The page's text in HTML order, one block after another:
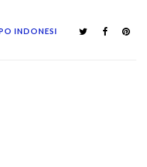
INDONESI